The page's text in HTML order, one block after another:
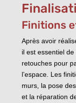
Finitions
Après avoir
il est essentiel
retouches pour
l’espace. Les
murs, la pose
et la réparation